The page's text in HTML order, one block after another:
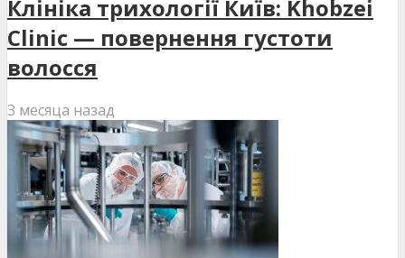
Клініка трихології Київ: Khobzei
Clinic — повернення густоти
волосся
3 месяца назад